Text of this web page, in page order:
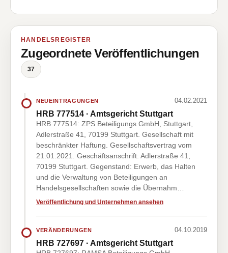
HANDELSREGISTER
Zugeordnete Veröffentlichungen
37
NEUEINTRAGUNGEN 04.02.2021
HRB 777514 · Amtsgericht Stuttgart
HRB 777514: ZPS Beteiligungs GmbH, Stuttgart,
Adlerstraße 41, 70199 Stuttgart. Gesellschaft mit
beschränkter Haftung. Gesellschaftsvertrag vom
21.01.2021. Geschäftsanschrift: Adlerstraße 41,
70199 Stuttgart. Gegenstand: Erwerb, das Halten
und die Verwaltung von Beteiligungen an
Handelsgesellschaften sowie die Übernahm…
Veröffentlichung und Unternehmen ansehen
VERÄNDERUNGEN 04.10.2019
HRB 727697 · Amtsgericht Stuttgart